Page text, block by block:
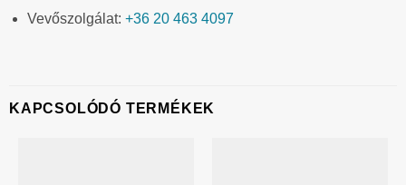
Vevőszolgálat: +36 20 463 4097
KAPCSOLÓDÓ TERMÉKEK